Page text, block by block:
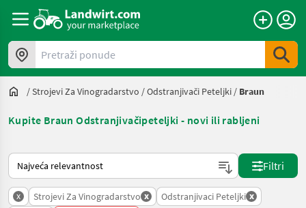
Pretraži ponude
/Strojevi Za Vinogradarstvo /Odstranjivači Peteljki / Braun
Kupite Braun Odstranjivačipeteljki - novi ili rabljeni
Tako se sortira na Landwirt.com
Filtri
x Strojevi Za Vinogradarstvo x Odstranjivaci Peteljki x